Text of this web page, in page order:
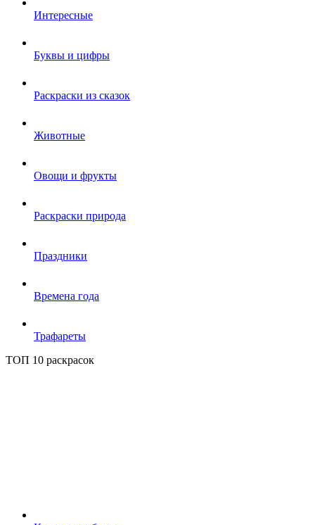
Интересные
Буквы и цифры
Раскраски из сказок
Животные
Овощи и фрукты
Раскраски природа
Праздники
Времена года
Трафареты
ТОП 10 раскрасок